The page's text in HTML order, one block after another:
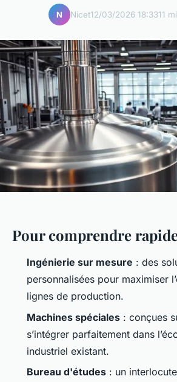
N Nicet12/03/2026 18:3311
Pour comprendre
Ingénierie sur mesure : des
personnalisées pour maximiser
lignes de production.
Machines spéciales : conçues
s’intégrer parfaitement dans
industriel existant.
Bureau d'études : un